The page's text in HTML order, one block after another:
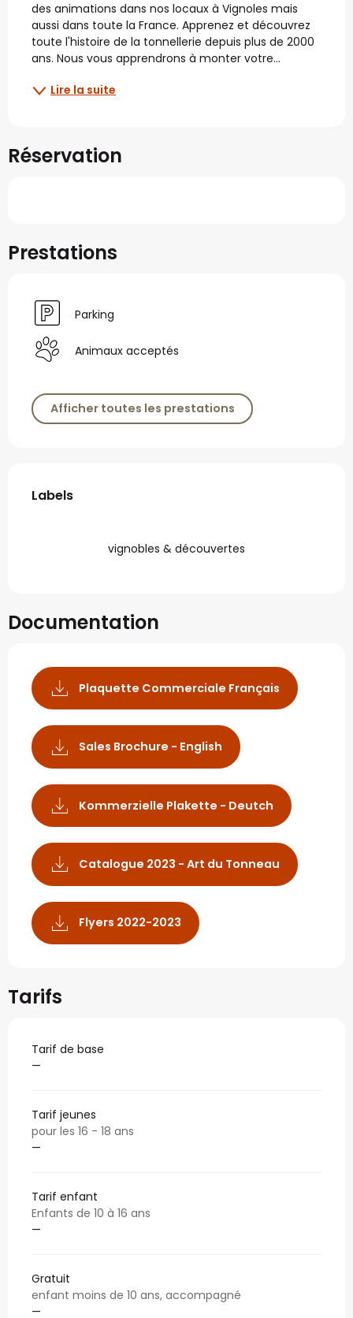
des animations dans nos locaux à Vignoles mais
aussi dans toute la France. Apprenez et découvrez
toute l'histoire de la tonnellerie depuis plus de 2000
ans. Nous vous apprendrons à monter votre...
Lire la suite
Réservation
Prestations
Parking
Animaux acceptés
Afficher toutes les prestations
Offres de prestations
Labels
Labels
vignobles & découvertes
Documentation
Plaquette Commerciale Français
Sales Brochure - English
Kommerzielle Plakette - Deutch
Catalogue 2023 - Art du Tonneau
Flyers 2022-2023
Tarifs
Tarif de base
—
Tarif jeunes
pour les 16 - 18 ans
—
Tarif enfant
Enfants de 10 à 16 ans
—
Gratuit
enfant moins de 10 ans, accompagné
—